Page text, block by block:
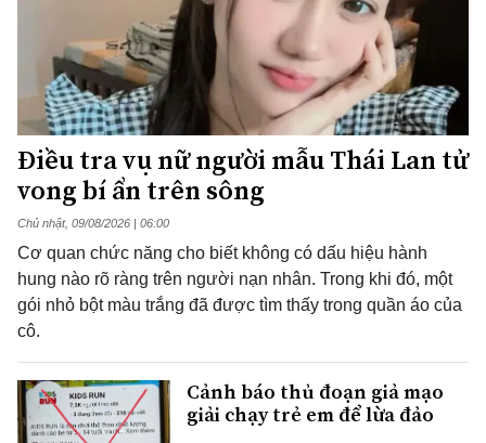
Điều tra vụ nữ người mẫu Thái Lan tử
vong bí ẩn trên sông
Chủ nhật, 09/08/2026 | 06:00
Cơ quan chức năng cho biết không có dấu hiệu hành
hung nào rõ ràng trên người nạn nhân. Trong khi đó, một
gói nhỏ bột màu trắng đã được tìm thấy trong quần áo của
cô.
Cảnh báo thủ đoạn giả mạo
giải chạy trẻ em để lừa đảo